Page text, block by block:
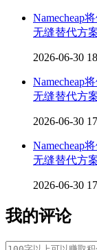
Namecheap
无缝替代方
2026-06-30
Namecheap
无缝替代方
2026-06-30
Namecheap
无缝替代方
2026-06-30
我的评论